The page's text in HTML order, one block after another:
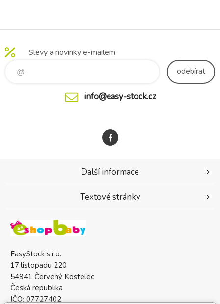
Slevy a novinky e-mailem
odebírat
info@easy-stock.cz
EasyStock s.r.o.
17.listopadu 220
54941 Červený Kostelec
Česká republika
IČO: 07727402
Další informace
Textové stránky